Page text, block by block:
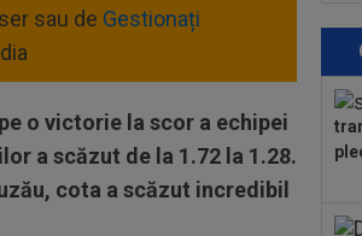
sau de Gestionați
o victorie la scor a echipei
a scăzut de la 1.72 la 1.28.
cota a scăzut incredibil
din